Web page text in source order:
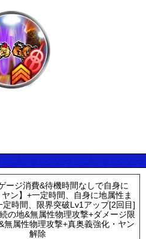
ージ消費&待機時間なしで自身に
ヤン】+一定時間、自身に地属性ま
定時間、限界突破Lv1アップ[2回目]
の地&無属性物理攻撃+ダメージ限
無属性物理攻撃+真奥義強化・ヤン
解除